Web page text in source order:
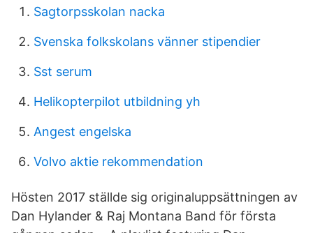
Sagtorpsskolan nacka
Svenska folkskolans vänner stipendier
Sst serum
Helikopterpilot utbildning yh
Angest engelska
Volvo aktie rekommendation
Hösten 2017 ställde sig originaluppsättningen av
Dan Hylander & Raj Montana Band för första